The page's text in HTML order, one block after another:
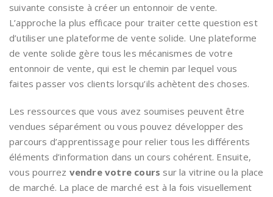
suivante consiste à créer un entonnoir de vente.
L’approche la plus efficace pour traiter cette question est
d’utiliser une plateforme de vente solide. Une plateforme
de vente solide gère tous les mécanismes de votre
entonnoir de vente, qui est le chemin par lequel vous
faites passer vos clients lorsqu’ils achètent des choses.
Les ressources que vous avez soumises peuvent être
vendues séparément ou vous pouvez développer des
parcours d’apprentissage pour relier tous les différents
éléments d’information dans un cours cohérent. Ensuite,
vous pourrez vendre votre cours sur la vitrine ou la place
de marché. La place de marché est à la fois visuellement